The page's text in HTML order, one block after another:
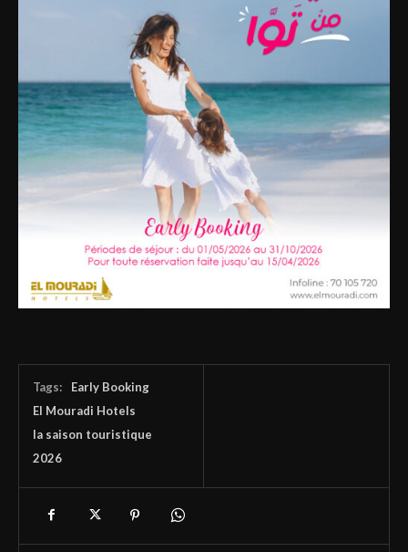
Tags:
Early Booking
El Mouradi Hotels
la saison touristique
2026